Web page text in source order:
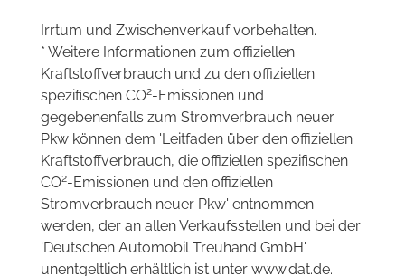
Irrtum und Zwischenverkauf vorbehalten.
* Weitere Informationen zum offiziellen
Kraftstoffverbrauch und zu den offiziellen
spezifischen CO2-Emissionen und
gegebenenfalls zum Stromverbrauch neuer
Pkw können dem 'Leitfaden über den offiziellen
Kraftstoffverbrauch, die offiziellen spezifischen
CO2-Emissionen und den offiziellen
Stromverbrauch neuer Pkw' entnommen
werden, der an allen Verkaufsstellen und bei der
'Deutschen Automobil Treuhand GmbH'
unentgeltlich erhältlich ist unter www.dat.de.